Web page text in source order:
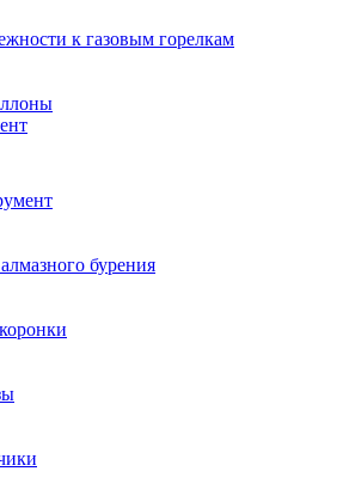
к газовым горелкам
бурения